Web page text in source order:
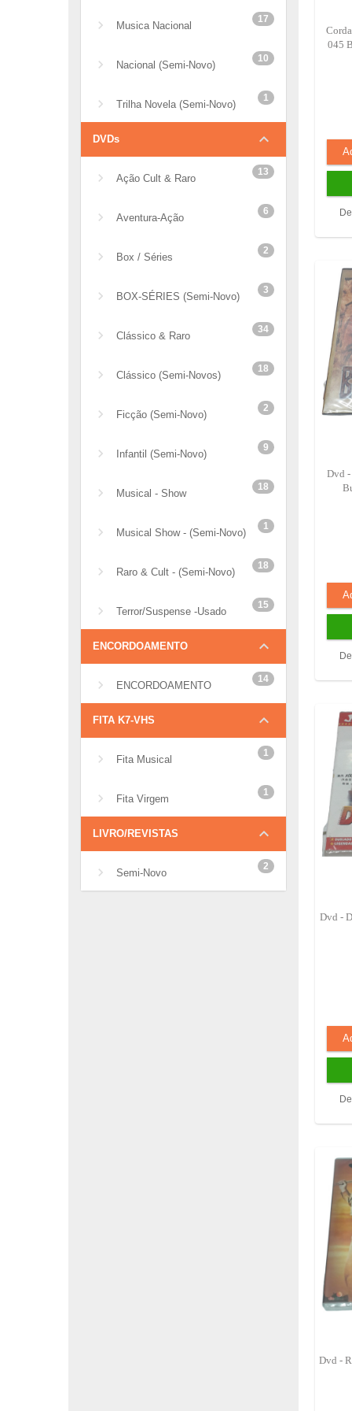
Musica Nacional
17
Nacional (semi-Novo)
10
Trilha Novela (semi-Novo)
1
DVDs keyboard_arrow_down
Ação Cult & Raro
13
Aventura-Ação
6
Box / Séries
2
BOX-SÉRIES (semi-Novo)
3
Clássico & Raro
34
Clássico (semi-Novos)
18
Ficção (semi-Novo)
2
Infantil (semi-Novo)
9
Musical - Show
18
Musical Show - (Semi-Novo)
1
Raro & Cult - (semi-Novo)
18
Terror/Suspense -Usado
15
ENCORDOAMENTO keyboard_arrow_down
ENCORDOAMENTO
14
FITA K7-VHS keyboard_arrow_down
Fita Musical
1
Fita Virgem
1
LIVRO/REVISTAS keyboard_arrow_down
Semi-Novo
2
045
Dvd
Dvd -
Dvd -